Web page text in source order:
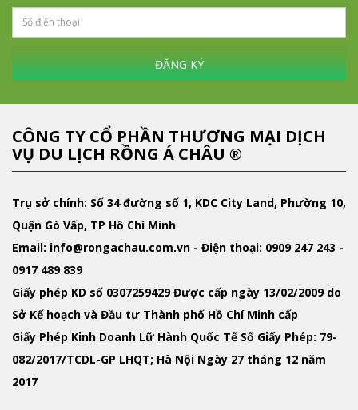
ĐĂNG KÝ
CÔNG TY CỔ PHẦN THƯƠNG MẠI DỊCH
VỤ DU LỊCH RỒNG Á CHÂU ®
Trụ sở chính: Số 34 đường số 1, KDC City Land, Phường 10,
Quận Gò Vấp, TP Hồ Chí Minh
Email: info@rongachau.com.vn - Điện thoại: 0909 247 243 -
0917 489 839
Giấy phép KD số 0307259429 Được cấp ngày 13/02/2009 do
Sở Kế hoạch và Đầu tư Thành phố Hồ Chí Minh cấp
Giấy Phép Kinh Doanh Lữ Hành Quốc TếSố Giấy Phép: 79-
082/2017/TCDL-GP LHQT; Hà Nội Ngày 27 tháng 12 năm
2017